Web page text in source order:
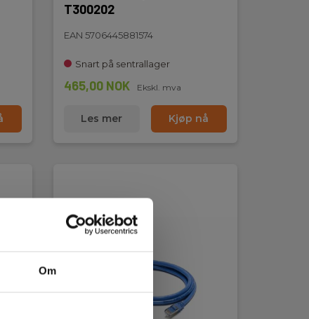
Om
T300202
EAN 5706445881574
Snart på sentrallager
465,00 NOK Ekskl. mva
Les mer Kjøp nå